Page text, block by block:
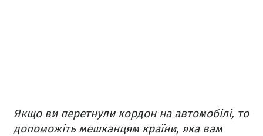
Якщо ви перетнули кордон на автомобілі, то
допоможіть мешканцям країни, яка вам